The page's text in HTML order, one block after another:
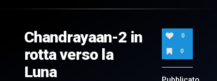
of
31
seconds
Chandrayaan-2 in
rotta verso la
Luna
0
0